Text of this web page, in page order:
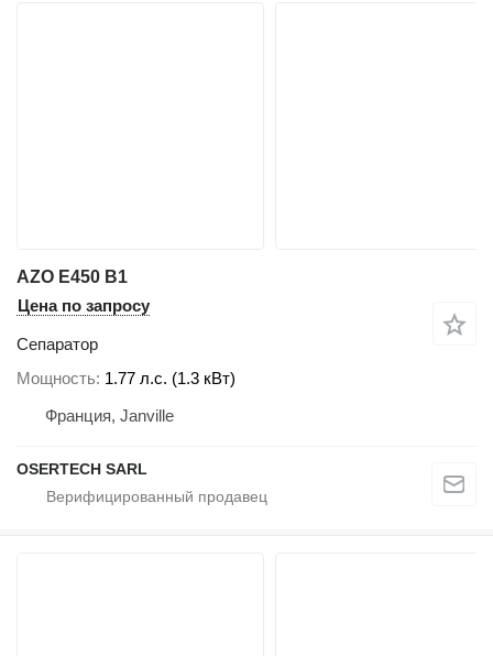
AZO E450 B1
Цена по запросу
Сепаратор
Мощность 1.77 л.с. (1.3 кВт)
Франция, Janville
OSERTECH SARL